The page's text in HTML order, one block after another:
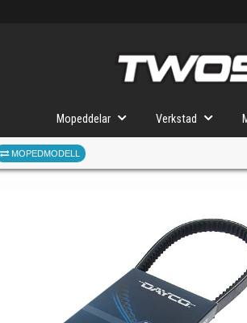
Mopeddelar Verkstad
MOPEDMODELL
VÄLJ MOPED
När du valt kommer butiken visa